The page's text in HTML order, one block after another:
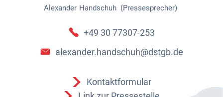
Alexander Handschuh (Pressesprecher)
Alexander Handschuh
+49 30 77307-253
alexander.handschuh@dstgb.de
Kontaktformular